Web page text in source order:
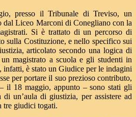
presso il Tribunale di Treviso, un
dal Liceo Marconi di Conegliano con la
Si è trattato di un percorso di
sulla Costituzione, e nello specifico sui
articolato secondo una logica di
magistrato a scuola e gli studenti in
infatti, è stato un Giudice per le indagini
per portare il suo prezioso contributo,
il 18 maggio, appunto – sono stati gli
un’aula di giustizia, per assistere ad
tre giudici togati.